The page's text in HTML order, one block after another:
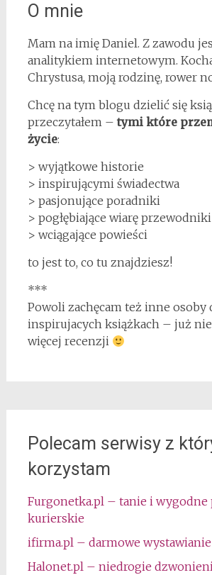
O mnie
Mam na imię Daniel. Z zawodu
analitykiem internetowym.
Chrystusa, moją rodzinę, rower
Chcę na tym blogu dzielić się
przeczytałem –tymi które
życie:
> wyjątkowe historie
> inspirującymi świadectwa
> pasjonujące poradniki
> pogłębiające wiarę przewodniki
> wciągające powieści
to jest to, co tu znajdziesz!
***
Powoli zachęcam też inne osoby
inspirujacych książkach – już
więcej recenzji
Polecam serwisy z
korzystam
Furgonetka.pl – tanie i wygodne
kurierskie
ifirma.pl – darmowe
Halonet.pl – niedrogie